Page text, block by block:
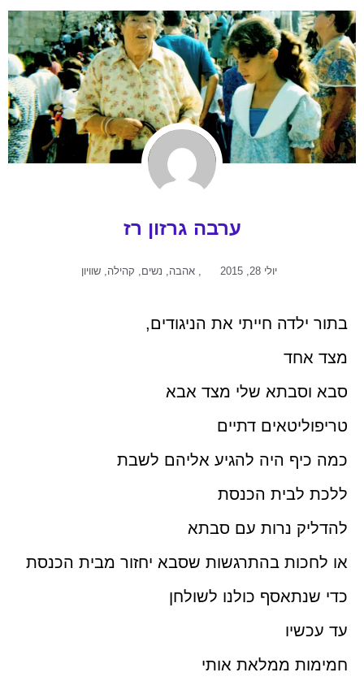
ערבה גרזון רז
יולי 28, 2015 אהבה נשים קהילה ,שוויון
בתור ילדה חייתי את הניגודים,
מצד אחד
סבא וסבתא שלי מצד אבא
טריפוליטאים דתיים
כמה כיף היה להגיע אליהם לשבת
ללכת לבית הכנסת
להדליק נרות עם סבתא
או לחכות בהתרגשות שסבא יחזור מבית הכנסת
כדי שנתאסף כולנו לשולחן
עד עכשיו
חמימות ממלאת אותי